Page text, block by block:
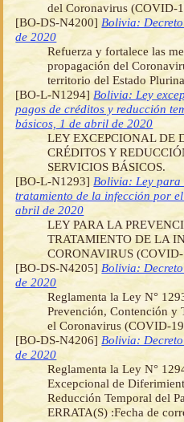
del Coronavirus (COVID-
[BO-DS-N4200] Bolivia:
de 2020
Refuerza y fortalece las
propagación del
territorio del Estado
[BO-L-N1294] Bolivia: Ley
pagos de créditos y reducción
básicos, 1 de abril de 2020
LEY EXCEPCIONAL DE
CRÉDITOS Y
SERVICIOS BÁSICOS.
[BO-L-N1293] Bolivia: Ley para
tratamiento de la infección por
abril de 2020
LEY PARA LA
TRATAMIENTO DE LA
CORONAVIRUS
[BO-DS-N4205] Bolivia:
de 2020
Reglamenta la Ley N°
Prevención, Contención y
el Coronavirus (COVID-
[BO-DS-N4206] Bolivia:
de 2020
Reglamenta la Ley N°
Excepcional de
Reducción Temporal del
ERRATA(S) :Fecha de